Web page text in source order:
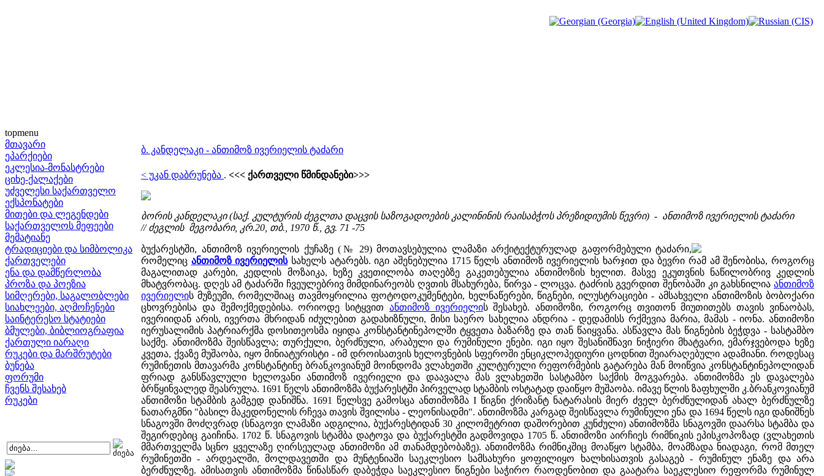
topmenu
მთავარი
ეპარქიები
ეკლესია-მონასტრები
ციხე-ქალაქები
უძველესი საქართველო
ექსპონატები
მითები და ლეგენდები
საქართველოს მეფეები
მემატიანე
ტრადიციები და სიმბოლიკა
ქართველები
ენა და დამწერლობა
პროზა და პოეზია
სიმღერები, საგალობლები
სიახლეები, აღმოჩენები
საინტერესო სტატიები
ბმულები, ბიბლიოგრაფია
ქართული იარაღი
რუკები და მარშრუტები
ბუნება
ფორუმი
ჩვენს შესახებ
რუკები
ბ. კანდელაკი - ანთიმოზ ივერიელის ტაძარი
< უკან დაბრუნება . <<< ქართველი წმინდანები>>>
ბორის კანდელაკი (საქ. კულტურის ძეგლთა დაცვის საზოგადოების კალინინის რაისაბჭოს პრეზიდიუმის წევრი) - ანთიმოზ ივერიელის ტაძარი
// ძეგლის მეგობარი, კრ.20, თბ., 1970 წ., გვ. 71 -75
ბუქარესტში, ანთიმოზ ივერიელის ქუჩაზე (№ 29) მოთავსებულია ლამაზი არქიტექტურულად გაფორმებული ტაძარი,
რომელიც ანთიმოზ ივერიელისსახელს ატარებს. იგი აშენებულია 1715 წელს ანთიმოზ ივერიელის ხარჯით და ბევრი რამ ამ შენობისა, როგორც
მაგალითად კარები, კედლის მოზაიკა, ხეზე კვეთილობა თაღებზე გაკეთებულია ანთიმოზის ხელით. მასვე ეკუთვნის ნაწილობრივ კედლის
მხატვრობაც. დღეს ამ ტაძარში ჩვეულებრივ მიმდინარეობს ღვთის მსახურება, წირვა - ლოცვა. ტაძრის გვერდით შენობაში კი გახსნილია ანთიმოზ
ივერიელის მუზეუმი, რომელშიაც თავმოყრილია ფოტოდოკუმენტები, ხელნაწერები, წიგნები, ილუსტრაციები - ამსახველი ანთიმოზის ბობოქარი
ცხოვრებისა და შემოქმედებისა. ორიოდე სიტყვით ანთიმოზ ივერიელის შესახებ. ანთიმოზი, როგორც თვითონ მიუთითებს თავის ვინაობას,
ივერიიდან არის, ივერთა მხრიდან იძულებით გადახიზნული, მისი საერო სახელია ანდრია - დედამისს რქმევია მარია, მამას - იონა. ანთიმოზი
იერუსალიმის პატრიარქმა დოსითეოსმა იყიდა კონსტანტინეპოლში ტყვეთა ბაზარზე და თან წაიყვანა. ასწავლა მას წიგნების ბეჭდვა - სასტამბო
საქმე. ანთიმოზმა შეისწავლა; თურქული, ბერძნული, არაბული და რუმინული ენები. იგი იყო შესანიშნავი ნიჭიერი მხატვარი, ემარჯვებოდა ხეზე
კვეთა, ქვაზე მუშაობა, იყო მინიატურისტი - იმ დროისათვის ხელოვნების სფეროში ენციკლოპედიური ცოდნით შეიარაღებული ადამიანი. როდესაც
რუმინეთის მთავარმა კონსტანტინე ბრანკოვიანუმ მოინდომა ვლახეთში კულტურული რეფორმების გატარება მან მოიწვია კონსტანტინეპოლიდან
ფრიად განსწავლული ხელოვანი ანთიმოზ ივერიელი და დაავალა მას ვლახეთში სასტამბო საქმის მოგვარება. ანთიმოზმა ეს დავალება
ბრწყინვალედ შეასრულა. 1691 წელს ანთიმოზმა ბუქარესტში პირველად სტამბის ოსტატად დაიწყო მუშაობა. იმავე წლის ზაფხულში კ.ბრანკოვიანუმ
ანთიმოზი სტამბის გამგედ დანიშნა. 1691 წელსვე გამოსცა ანთიმოზმა I წიგნი ქრიზანტ ნატარასის მიერ ძველ ბერძნულიდან ახალ ბერძნულზე
ნათარგმნი "ბასილ მაკედონელის რჩევა თავის შვილისა - ლეონისადმი". ანთიმოზმა კარგად შეისწავლა რუმინული ენა და 1694 წელს იგი დანიშნეს
სნაგოვში მოძღვრად (სნაგოვი ლამაზი ადგილია, ბუქარესტიდან 30 კილომეტრით დაშორებით კუნძული) ანთიმოზმა სნაგოვში დაარსა სტამბა და
შეგირდებიც გაიჩინა. 1702 წ. სნაგოვის სტამბა დატოვა და ბუქარესტში გადმოვიდა 1705 წ. ანთიმოზი აირჩიეს რიმნიკის ეპისკოპოზად (ვლახეთის
მმართველმა სცნო ყველაზე ღირსეულად ანთიმოზი ამ თანამდებობაზე). ანთიმოზმა რიმნიკშიც მოაწყო სტამბა, მოამზადა ნიადაგი, რომ მთელ
რუმინეთში - არდეალში, მოლდავეთში და მუნტენიაში საეკლესიო სამსახური ყოფილიყო ხალხისათვის გასაგებ - რუმინულ ენაზე და არა
ბერძნულზე. ამისათვის ანთიმოზმა წინასწარ დაბეჭდა საეკლესიო წიგნები საჭირო რაოდენობით და გაატარა საეკლესიო რეფორმა რუმინულ